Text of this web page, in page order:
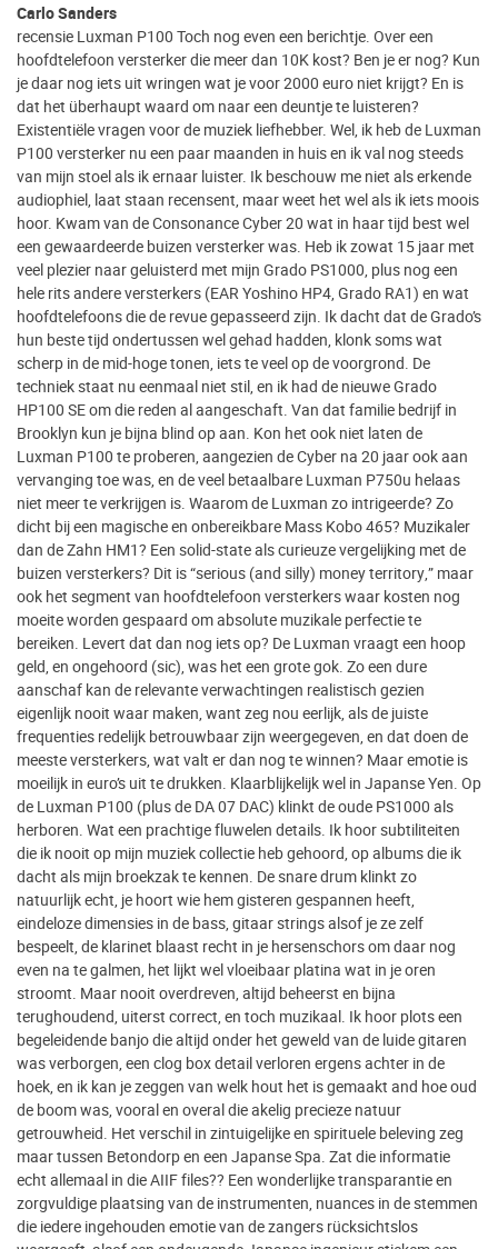
Carlo Sanders
recensie Luxman P100 Toch nog even een berichtje. Over een
hoofdtelefoon versterker die meer dan 10K kost? Ben je er nog? Kun
je daar nog iets uit wringen wat je voor 2000 euro niet krijgt? En is
dat het überhaupt waard om naar een deuntje te luisteren?
Existentiële vragen voor de muziek liefhebber. Wel, ik heb de Luxman
P100 versterker nu een paar maanden in huis en ik val nog steeds
van mijn stoel als ik ernaar luister. Ik beschouw me niet als erkende
audiophiel, laat staan recensent, maar weet het wel als ik iets moois
hoor. Kwam van de Consonance Cyber 20 wat in haar tijd best wel
een gewaardeerde buizen versterker was. Heb ik zowat 15 jaar met
veel plezier naar geluisterd met mijn Grado PS1000, plus nog een
hele rits andere versterkers (EAR Yoshino HP4, Grado RA1) en wat
hoofdtelefoons die de revue gepasseerd zijn. Ik dacht dat de Grado’s
hun beste tijd ondertussen wel gehad hadden, klonk soms wat
scherp in de mid-hoge tonen, iets te veel op de voorgrond. De
techniek staat nu eenmaal niet stil, en ik had de nieuwe Grado
HP100 SE om die reden al aangeschaft. Van dat familie bedrijf in
Brooklyn kun je bijna blind op aan. Kon het ook niet laten de
Luxman P100 te proberen, aangezien de Cyber na 20 jaar ook aan
vervanging toe was, en de veel betaalbare Luxman P750u helaas
niet meer te verkrijgen is. Waarom de Luxman zo intrigeerde? Zo
dicht bij een magische en onbereikbare Mass Kobo 465? Muzikaler
dan de Zahn HM1? Een solid-state als curieuze vergelijking met de
buizen versterkers? Dit is “serious (and silly) money territory,” maar
ook het segment van hoofdtelefoon versterkers waar kosten nog
moeite worden gespaard om absolute muzikale perfectie te
bereiken. Levert dat dan nog iets op? De Luxman vraagt een hoop
geld, en ongehoord (sic), was het een grote gok. Zo een dure
aanschaf kan de relevante verwachtingen realistisch gezien
eigenlijk nooit waar maken, want zeg nou eerlijk, als de juiste
frequenties redelijk betrouwbaar zijn weergegeven, en dat doen de
meeste versterkers, wat valt er dan nog te winnen? Maar emotie is
moeilijk in euro’s uit te drukken. Klaarblijkelijk wel in Japanse Yen. Op
de Luxman P100 (plus de DA 07 DAC) klinkt de oude PS1000 als
herboren. Wat een prachtige fluwelen details. Ik hoor subtiliteiten
die ik nooit op mijn muziek collectie heb gehoord, op albums die ik
dacht als mijn broekzak te kennen. De snare drum klinkt zo
natuurlijk echt, je hoort wie hem gisteren gespannen heeft,
eindeloze dimensies in de bass, gitaar strings alsof je ze zelf
bespeelt, de klarinet blaast recht in je hersenschors om daar nog
even na te galmen, het lijkt wel vloeibaar platina wat in je oren
stroomt. Maar nooit overdreven, altijd beheerst en bijna
terughoudend, uiterst correct, en toch muzikaal. Ik hoor plots een
begeleidende banjo die altijd onder het geweld van de luide gitaren
was verborgen, een clog box detail verloren ergens achter in de
hoek, en ik kan je zeggen van welk hout het is gemaakt and hoe oud
de boom was, vooral en overal die akelig precieze natuur
getrouwheid. Het verschil in zintuigelijke en spirituele beleving zeg
maar tussen Betondorp en een Japanse Spa. Zat die informatie
echt allemaal in die AIIF files?? Een wonderlijke transparantie en
zorgvuldige plaatsing van de instrumenten, nuances in de stemmen
die iedere ingehouden emotie van de zangers rücksichtslos